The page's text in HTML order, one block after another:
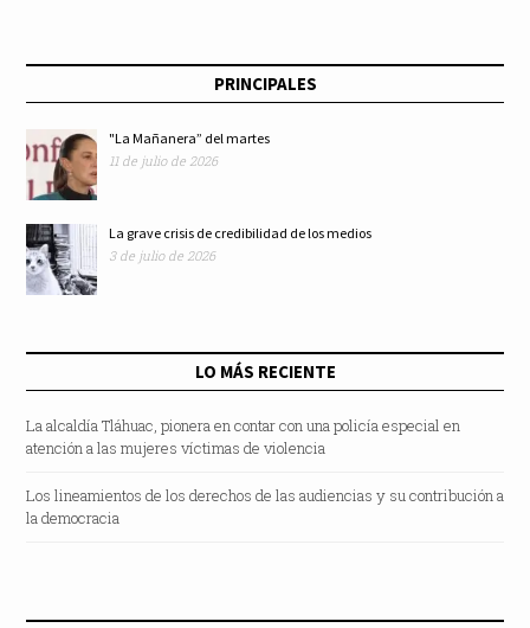
PRINCIPALES
"La Mañanera” del martes
11 de julio de 2026
La grave crisis de credibilidad de los medios
3 de julio de 2026
LO MÁS RECIENTE
La alcaldía Tláhuac, pionera en contar con una policía especial en
atención a las mujeres víctimas de violencia
Los lineamientos de los derechos de las audiencias y su contribución a
la democracia